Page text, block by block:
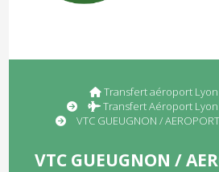
Transfert aéroport
Transfert Aéroport
VTC GUEUGNON /
VTC GUEUGNON /